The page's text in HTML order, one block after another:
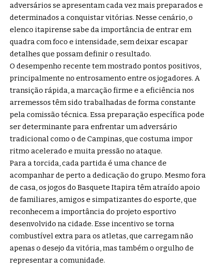
adversários se apresentam cada vez mais preparados e
determinados a conquistar vitórias. Nesse cenário, o
elenco itapirense sabe da importância de entrar em
quadra com foco e intensidade, sem deixar escapar
detalhes que possam definir o resultado.
O desempenho recente tem mostrado pontos positivos,
principalmente no entrosamento entre os jogadores. A
transição rápida, a marcação firme e a eficiência nos
arremessos têm sido trabalhadas de forma constante
pela comissão técnica. Essa preparação específica pode
ser determinante para enfrentar um adversário
tradicional como o de Campinas, que costuma impor
ritmo acelerado e muita pressão no ataque.
Para a torcida, cada partida é uma chance de
acompanhar de perto a dedicação do grupo. Mesmo fora
de casa, os jogos do Basquete Itapira têm atraído apoio
de familiares, amigos e simpatizantes do esporte, que
reconhecem a importância do projeto esportivo
desenvolvido na cidade. Esse incentivo se torna
combustível extra para os atletas, que carregam não
apenas o desejo da vitória, mas também o orgulho de
representar a comunidade.